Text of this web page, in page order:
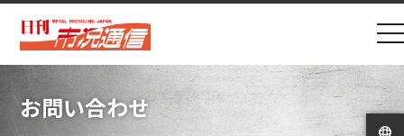
お問い合わせ